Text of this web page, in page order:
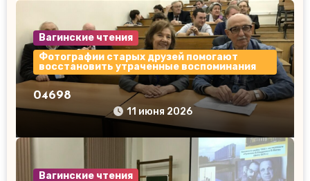
Вагинские чтения
Фотографии старых друзей помогают
восстановить утраченные воспоминания
04698
11 июня 2026
Вагинские чтения